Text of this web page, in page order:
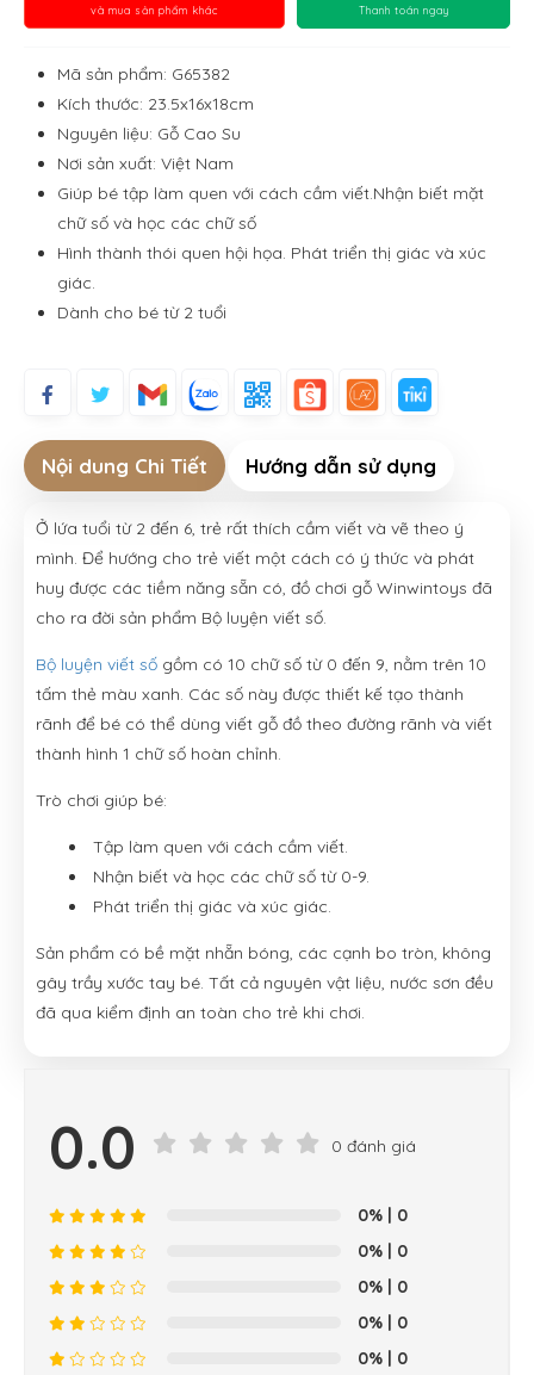
và mua sản phẩm khác Thanh toán ngay
Mã sản phẩm: G65382
Kích thước: 23.5x16x18cm
Nguyên liệu: Gỗ Cao Su
Nơi sản xuất: Việt Nam
Giúp bé tập làm quen với cách cầm viết.Nhận biết mặt
chữ số và học các chữ số
Hình thành thói quen hội họa. Phát triển thị giác và xúc
giác.
Dành cho bé từ 2 tuổi
Nội dung Chi Tiết Hướng dẫn sử dụng
Ở lứa tuổi từ 2 đến 6, trẻ rất thích cầm viết và vẽ theo ý
mình. Để hướng cho trẻ viết một cách có ý thức và phát
huy được các tiềm năng sẵn có, đồ chơi gỗ Winwintoys đã
cho ra đời sản phẩm Bộ luyện viết số.
Bộ luyện viết số gồm có 10 chữ số từ 0 đến 9, nằm trên 10
tấm thẻ màu xanh. Các số này được thiết kế tạo thành
rãnh để bé có thể dùng viết gỗ đồ theo đường rãnh và viết
thành hình 1 chữ số hoàn chỉnh.
Trò chơi giúp bé:
Tập làm quen với cách cầm viết.
Nhận biết và học các chữ số từ 0-9.
Phát triển thị giác và xúc giác.
Sản phẩm có bề mặt nhẵn bóng, các cạnh bo tròn, không
gây trầy xước tay bé. Tất cả nguyên vật liệu, nước sơn đều
đã qua kiểm định an toàn cho trẻ khi chơi.
0.0 0 đánh giá
0% | 0
0% | 0
0% | 0
0% | 0
0% | 0